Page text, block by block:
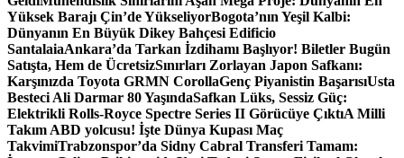
Yüksek Barajı Çin’de YükseliyorBogota’nın Yeşil Kalbi:
Dünyanın En Büyük Dikey Bahçesi Edificio
SantalaiaAnkara’da Tarkan İzdihamı Başlıyor! Biletler Bugün
Satışta, Hem de ÜcretsizSınırları Zorlayan Japon Safkanı:
Karşınızda Toyota GRMN CorollaGenç Piyanistin BaşarısıUsta
Besteci Ali Darmar 80 YaşındaSafkan Lüks, Sessiz Güç:
Elektrikli Rolls-Royce Spectre Series II Görücüye ÇıktıA Milli
Takım ABD yolcusu! İşte Dünya Kupası Maç
TakvimiTrabzonspor’da Sidny Cabral Transferi Tamam: